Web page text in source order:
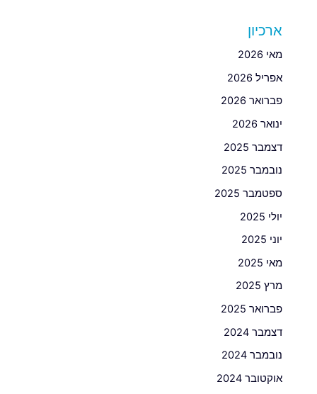
ארכיון
מאי 2026
אפריל 2026
פברואר 2026
ינואר 2026
דצמבר 2025
נובמבר 2025
ספטמבר 2025
יולי 2025
יוני 2025
מאי 2025
מרץ 2025
פברואר 2025
דצמבר 2024
נובמבר 2024
אוקטובר 2024